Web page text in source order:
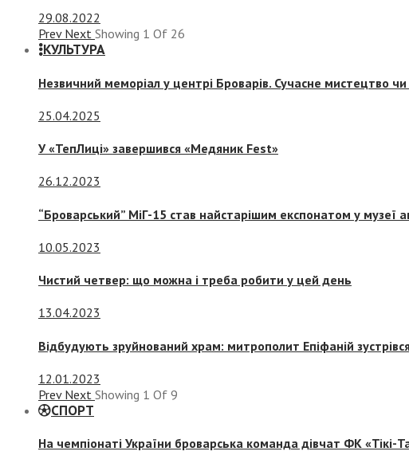
29.08.2022
Prev Next Showing 1 Of 26
КУЛЬТУРА
Незвичний меморіал у центрі Броварів. Сучасне мистецтво
25.04.2025
У «ТепЛиці» завершився «Медяник Fest»
26.12.2023
“Броварський” МіГ-15 став найстарішим експонатом у музеї
10.05.2023
Чистий четвер: що можна і треба робити у цей день
13.04.2023
Відбудують зруйнований храм: митрополит Епіфаній
12.01.2023
Prev Next Showing 1 Of 9
СПОРТ
На чемпіонаті України броварська команда дівчат ФК «Тікі-